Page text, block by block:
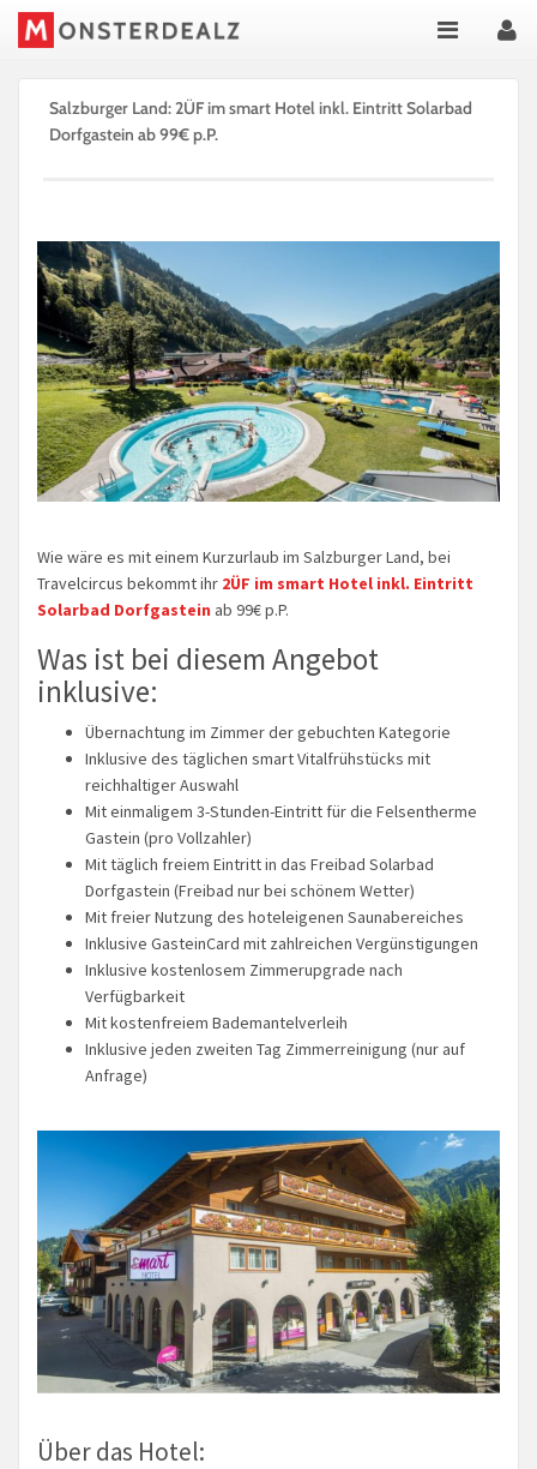
Salzburger Land: 2ÜF im smart Hotel inkl. Eintritt Solarbad
Dorfgastein ab 99€ p.P.
Wie wäre es mit einem Kurzurlaub im Salzburger Land, bei
Travelcircus bekommt ihr 2ÜF im smart Hotel inkl. Eintritt
Solarbad Dorfgastein ab 99€ p.P.
Was ist bei diesem Angebot
inklusive:
Übernachtung im Zimmer der gebuchten Kategorie
Inklusive des täglichen smart Vitalfrühstücks mit
reichhaltiger Auswahl
Mit einmaligem 3-Stunden-Eintritt für die Felsentherme
Gastein (pro Vollzahler)
Mit täglich freiem Eintritt in das Freibad Solarbad
Dorfgastein (Freibad nur bei schönem Wetter)
Mit freier Nutzung des hoteleigenen Saunabereiches
Inklusive GasteinCard mit zahlreichen Vergünstigungen
Inklusive kostenlosem Zimmerupgrade nach
Verfügbarkeit
Mit kostenfreiem Bademantelverleih
Inklusive jeden zweiten Tag Zimmerreinigung (nur auf
Anfrage)
Über das Hotel: